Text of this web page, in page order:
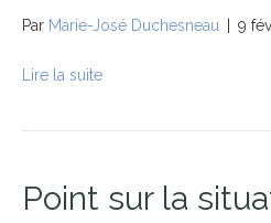
Par Marie-José Duchesneau 9
Lire la suite
Point sur la